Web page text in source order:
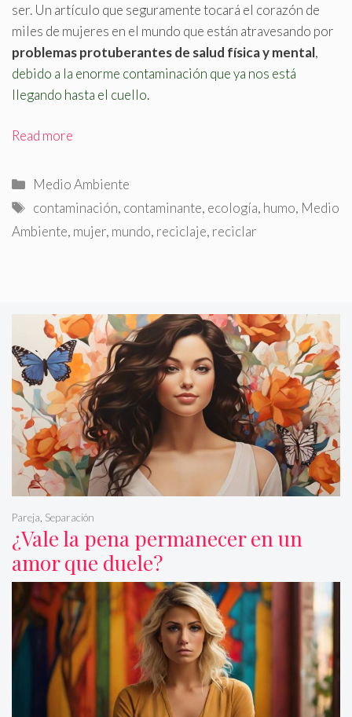
ser. Un artículo que seguramente tocará el corazón de
miles de mujeres en el mundo que están atravesando por
problemas protuberantes de salud física y mental,
debido a la enorme contaminación que ya nos está
llegando hasta el cuello.
Read more
Categorías
Medio Ambiente
Etiquetas
contaminación, contaminante, ecología, humo, Medio
Ambiente, mujer, mundo, reciclaje, reciclar
¿Vale la pena permanecer en un
amor que duele?
Pareja, Separación